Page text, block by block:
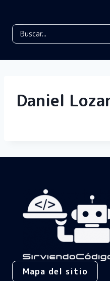
Daniel
Mapa del sitio